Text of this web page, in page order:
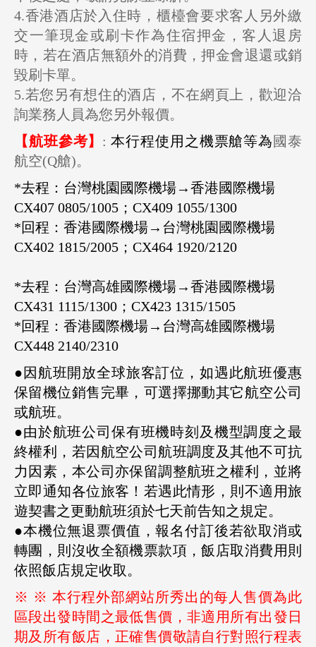
4.香港酒店於入住時，櫃檯會要求客人另外繳
交一筆現金或刷卡作為住宿押金，客人退房
時，若在酒店無額外的消費，押金會退還或銷
毀刷卡單。
5.若您另有想住的酒店，不在網頁上，歡迎洽
詢業務人員為您另外報價。
【航班參考】 :本行程使用之機票艙等為國泰
航空(Q艙)。
*去程：台灣桃園國際機場→香港國際機場
CX407 0805/1005；CX409 1055/1300
*回程：香港國際機場→台灣桃園國際機場
CX402 1815/2005；CX464 1920/2120
*去程：台灣高雄國際機場→香港國際機場
CX431 1115/1300；CX423 1315/1505
*回程：香港國際機場→台灣高雄國際機場
CX448 2140/2310
●因航班開放全球旅客訂位，如遇此航班優惠
保留機位銷售完畢，可選擇挪動其它航空公司
或航班。
●由於航班公司保有班機時刻及機型調度之最
終權利，若因航空公司航班調度及其他不可抗
力因素，本公司亦保留調整航班之權利，並將
立即通知各位旅客！若遇此情形，則不適用旅
遊契書之更動航班須於七天前告知之規定。
●本機位無退票價值，報名付訂後若欲取消或
轉團，則沒收全額機票款項，飯店取消費用則
依照飯店規定收取。
※ ※ 本行程外部網站所秀出的每人售價為此
區段出發時間之最低售價，非適用所有出發日
期及所有飯店，正確售價敬請自行對照行程表